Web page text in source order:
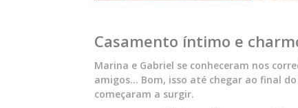
Casamento íntimo e
Marina e Gabriel se conheceram nos
amigos… Bom, isso até chegar ao final
começaram a surgir.